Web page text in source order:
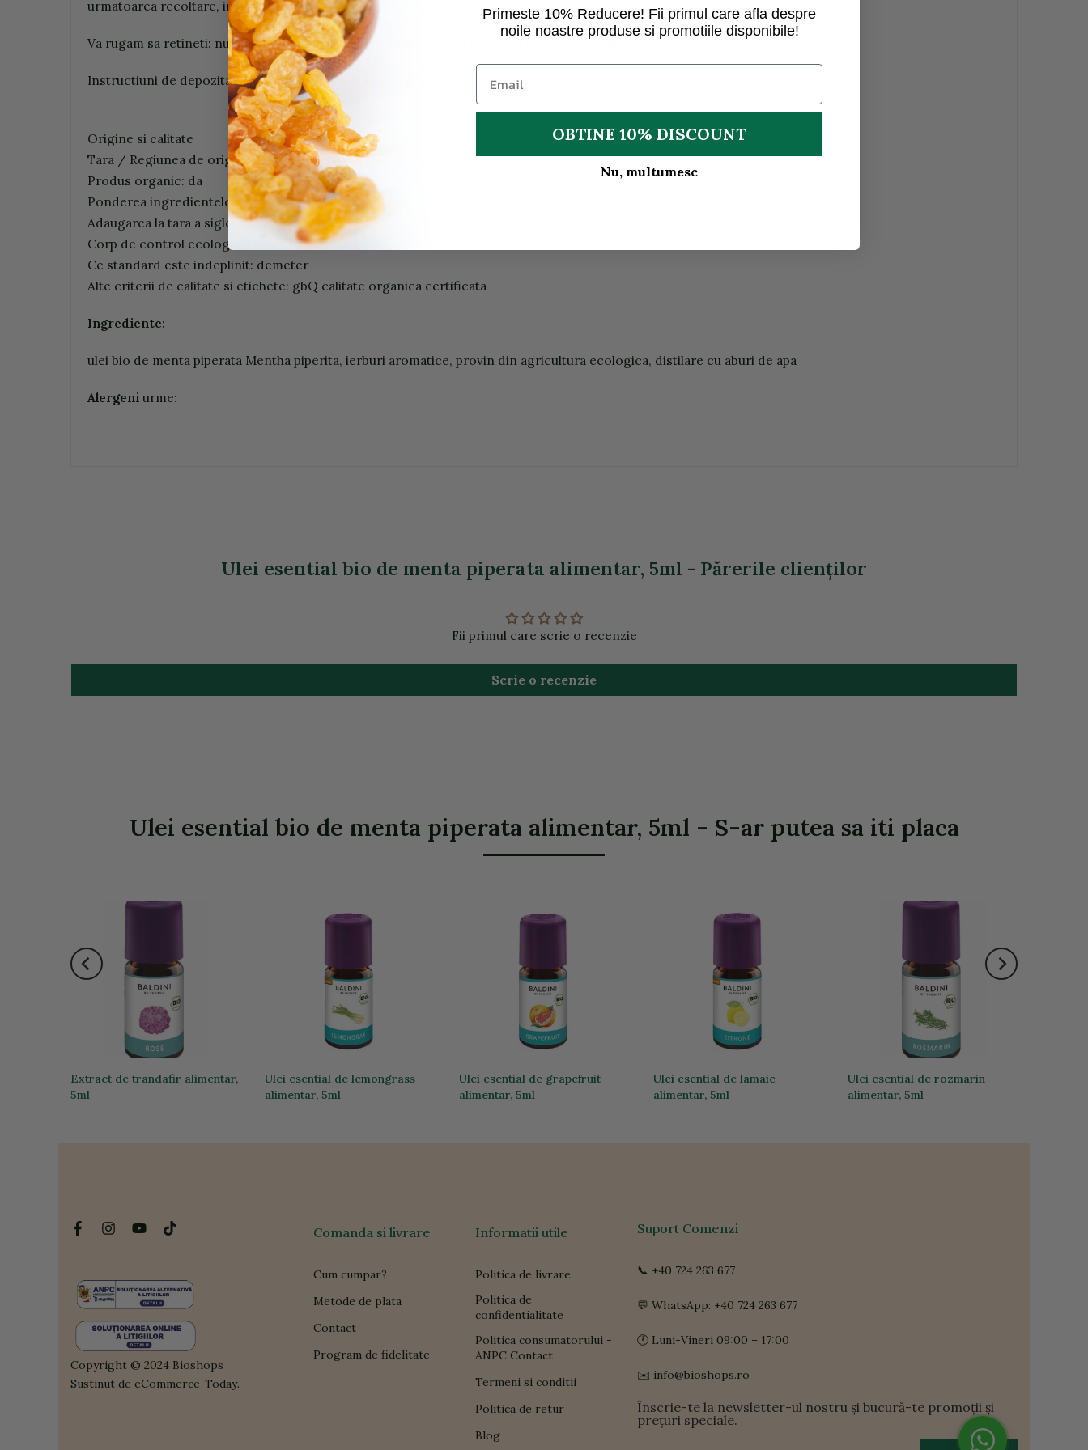
urmatoarea recoltare, in aceste cazuri rare vom furniza produsul in calitate organica ca inlocuitor.
Va rugam sa retineti: nu utilizati uleiuri esentiale nediluate. A nu se lasa la indemana copiilor. Nu intrati in ochi sau mucoase.
Instructiuni de depozitare: va rugam sa depozitati intr-un loc racoros si uscat intr-un loc ferit de lumina.
Origine si calitate
Tara / Regiunea de origine Ingrediente principale: Diferite tari
Produs organic: da
Ponderea ingredientelor organice: 100% organic
Adaugarea la tara a siglei UE: Agricultura UE
Corp de control ecologic: DE-oKO-013
Ce standard este indeplinit: demeter
Alte criterii de calitate si etichete: gbQ calitate organica certificata
Ingrediente:
ulei bio de menta piperata Mentha piperita, ierburi aromatice, provin din agricultura ecologica, distilare cu aburi de apa
Alergeni urme:
Ulei esential bio de menta piperata alimentar, 5ml - Părerile clienţilor
Fii primul care scrie o recenzie
Scrie o recenzie
Ulei esential bio de menta piperata alimentar, 5ml - S-ar putea sa iti placa
Extract de trandafir alimentar,
5ml
Ulei esential de lemongrass
alimentar, 5ml
Ulei esential de grapefruit
alimentar, 5ml
Ulei esential de lamaie
alimentar, 5ml
Ulei esential de rozmarin
alimentar, 5ml
Copyright © 2024 Bioshops
Sustinut de eCommerce-Today.
Comanda si livrare
Cum cumpar?
Metode de plata
Contact
Program de fidelitate
Informatii utile
Politica de livrare
Politica de
confidentialitate
Politica consumatorului -
ANPC Contact
Termeni si conditii
Politica de retur
Blog
Suport Comenzi
📞 +40 724 263 677
💬 WhatsApp: +40 724 263 677
🕐 Luni-Vineri 09:00 – 17:00
✉️ info@bioshops.ro
Înscrie-te la newsletter-ul nostru și bucură-te promoții și
prețuri speciale.
Primeste 10% Reducere! Fii primul care afla despre
noile noastre produse si promotiile disponibile!
OBTINE 10% DISCOUNT
Nu, multumesc